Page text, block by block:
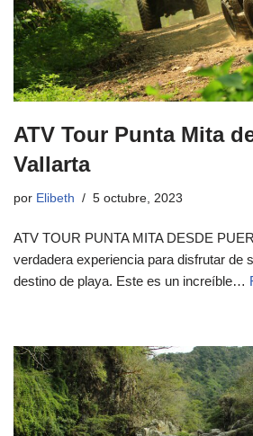
ATV Tour Punta Mita
Vallarta
por Elibeth 5 octubre, 2023
ATV TOUR PUNTA MITA DESDE
verdadera experiencia para disfrutar de
destino de playa. Este es un increíble…